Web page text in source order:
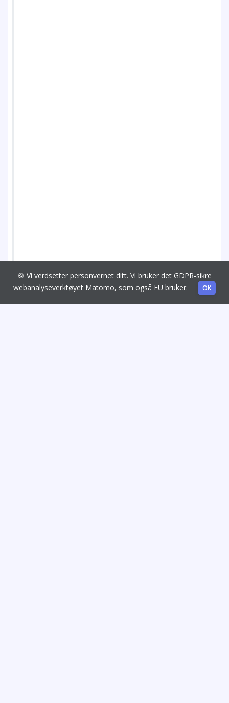
🍪 Vi verdsetter personvernet ditt. Vi bruker det GDPR-sikre
webanalyseverktøyet Matomo, som også EU bruker.
OK